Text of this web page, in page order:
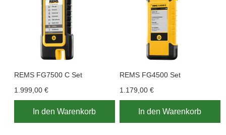
REMS FG7500 C Set
1.999,00 €
In den Warenkorb
REMS FG4500 Set
1.179,00 €
In den Warenkorb